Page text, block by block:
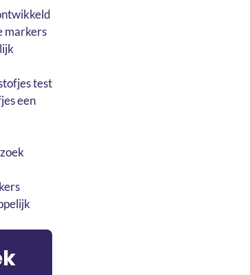
markers
test
een